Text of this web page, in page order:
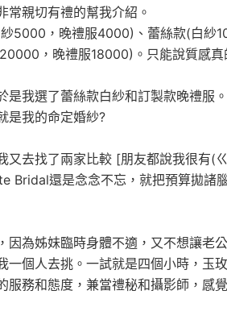
常親切有禮的幫我介紹。
5000，晚禮服4000)、蕾絲款(白紗
，晚禮服18000)。只能說質感真
是我選了蕾絲款白紗和訂製款晚禮服。
是我的命定婚紗?
又去找了兩家比較 [朋友都說我很有(
Bridal還是念念不忘，就把預算拋諸
因為姊妹臨時身體不適，又不想讓老
一個人去挑。一試就是四個小時，玉
服務和態度，兼當禮秘和攝影師，感